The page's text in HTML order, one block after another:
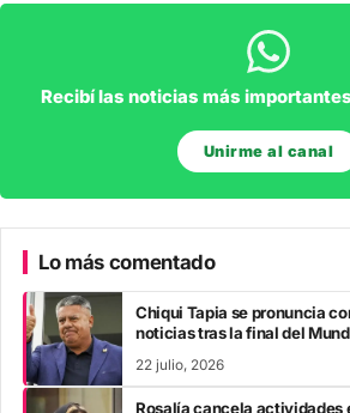
Recibí las noticias más
Unirme al canal
Lo más comentado
Chiqui Tapia se pronuncia
noticias tras la final del
22 julio, 2026
Rosalía cancela actividades